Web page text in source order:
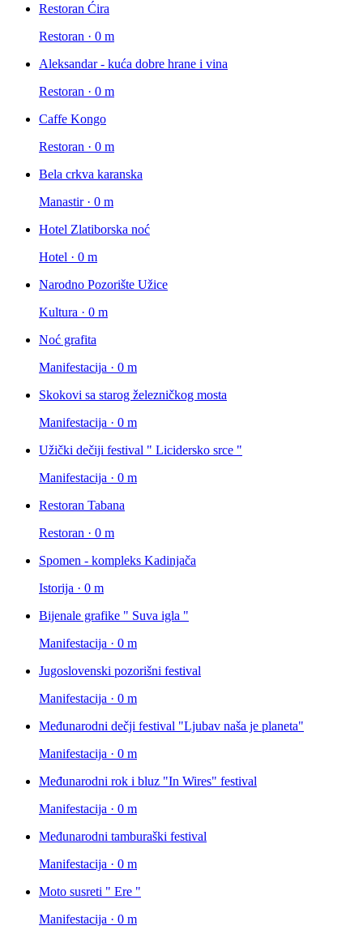
Restoran Ćira
Restoran · 0 m
Aleksandar - kuća dobre hrane i vina
Restoran · 0 m
Caffe Kongo
Restoran · 0 m
Bela crkva karanska
Manastir · 0 m
Hotel Zlatiborska noć
Hotel · 0 m
Narodno Pozorište Užice
Kultura · 0 m
Noć grafita
Manifestacija · 0 m
Skokovi sa starog železničkog mosta
Manifestacija · 0 m
Užički dečiji festival " Licidersko srce "
Manifestacija · 0 m
Restoran Tabana
Restoran · 0 m
Spomen - kompleks Kadinjača
Istorija · 0 m
Bijenale grafike " Suva igla "
Manifestacija · 0 m
Jugoslovenski pozorišni festival
Manifestacija · 0 m
Međunarodni dečji festival "Ljubav naša je planeta"
Manifestacija · 0 m
Međunarodni rok i bluz "In Wires" festival
Manifestacija · 0 m
Međunarodni tamburaški festival
Manifestacija · 0 m
Moto susreti " Ere "
Manifestacija · 0 m